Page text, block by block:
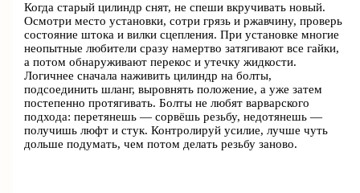
Когда старый цилиндр снят, не спеши вкручивать новый.
Осмотри место установки, сотри грязь и ржавчину, проверь
состояние штока и вилки сцепления. При установке многие
неопытные любители сразу намертво затягивают все гайки,
а потом обнаруживают перекос и утечку жидкости.
Логичнее сначала наживить цилиндр на болты,
подсоединить шланг, выровнять положение, а уже затем
постепенно протягивать. Болты не любят варварского
подхода: перетянешь — сорвёшь резьбу, недотянешь —
получишь люфт и стук. Контролируй усилие, лучше чуть
дольше подумать, чем потом делать резьбу заново.